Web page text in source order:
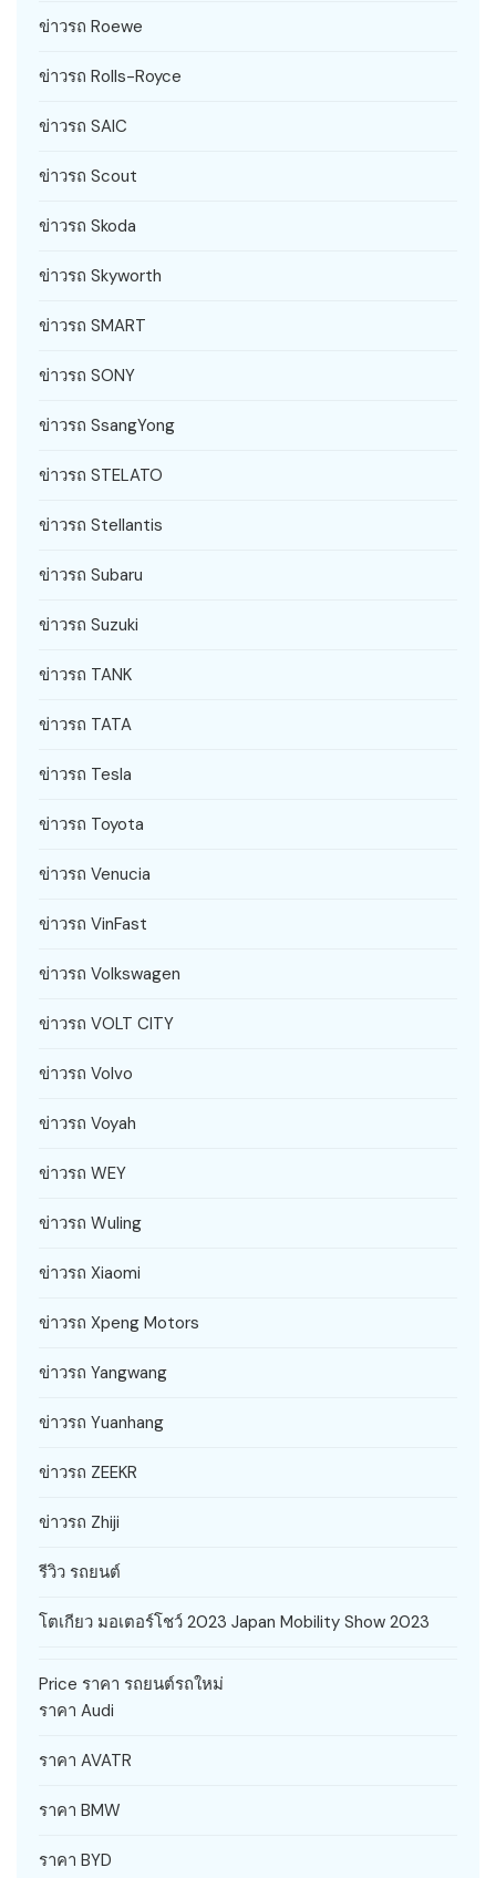
ข่าวรถ Roewe
ข่าวรถ Rolls-Royce
ข่าวรถ SAIC
ข่าวรถ Scout
ข่าวรถ Skoda
ข่าวรถ Skyworth
ข่าวรถ SMART
ข่าวรถ SONY
ข่าวรถ SsangYong
ข่าวรถ STELATO
ข่าวรถ Stellantis
ข่าวรถ Subaru
ข่าวรถ Suzuki
ข่าวรถ TANK
ข่าวรถ TATA
ข่าวรถ Tesla
ข่าวรถ Toyota
ข่าวรถ Venucia
ข่าวรถ VinFast
ข่าวรถ Volkswagen
ข่าวรถ VOLT CITY
ข่าวรถ Volvo
ข่าวรถ Voyah
ข่าวรถ WEY
ข่าวรถ Wuling
ข่าวรถ Xiaomi
ข่าวรถ Xpeng Motors
ข่าวรถ Yangwang
ข่าวรถ Yuanhang
ข่าวรถ ZEEKR
ข่าวรถ Zhiji
รีวิว รถยนต์
โตเกียว มอเตอร์โชว์ 2023 Japan Mobility Show 2023
Price ราคา รถยนต์รถใหม่
ราคา Audi
ราคา AVATR
ราคา BMW
ราคา BYD